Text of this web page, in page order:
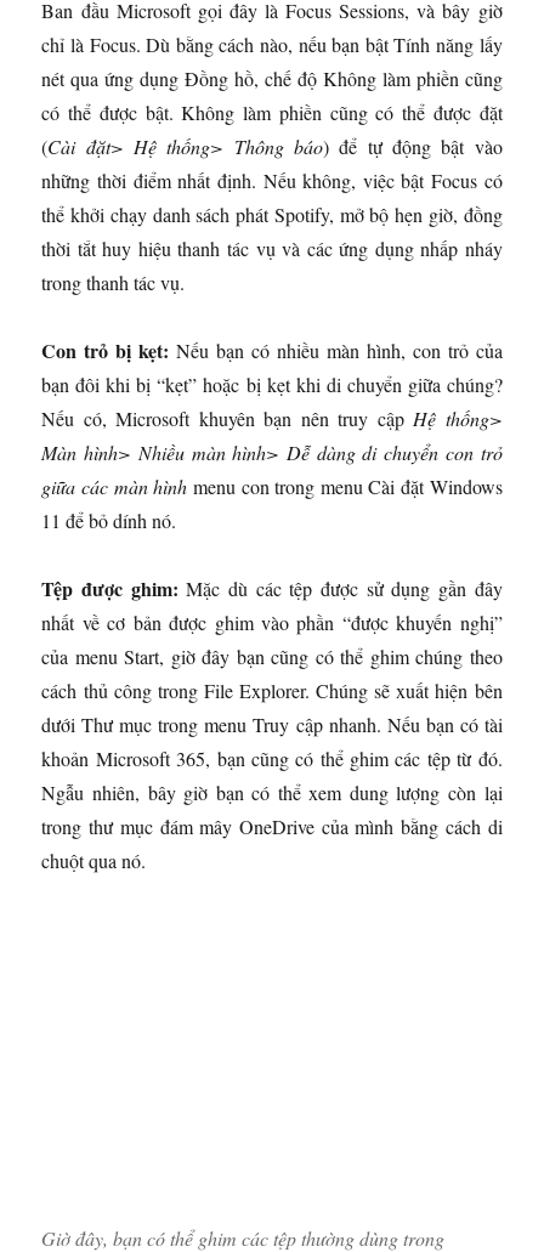
Ban đầu Microsoft gọi đây là Focus Sessions, và bây giờ
chỉ là Focus. Dù bằng cách nào, nếu bạn bật Tính năng lấy
nét qua ứng dụng Đồng hồ, chế độ Không làm phiền cũng
có thể được bật. Không làm phiền cũng có thể được đặt
(Cài đặt> Hệ thống> Thông báo) để tự động bật vào
những thời điểm nhất định. Nếu không, việc bật Focus có
thể khởi chạy danh sách phát Spotify, mở bộ hẹn giờ, đồng
thời tắt huy hiệu thanh tác vụ và các ứng dụng nhấp nháy
trong thanh tác vụ.
Con trỏ bị kẹt: Nếu bạn có nhiều màn hình, con trỏ của
bạn đôi khi bị “kẹt” hoặc bị kẹt khi di chuyển giữa chúng?
Nếu có, Microsoft khuyên bạn nên truy cập Hệ thống>
Màn hình> Nhiều màn hình> Dễ dàng di chuyển con trỏ
giữa các màn hình menu con trong menu Cài đặt Windows
11 để bỏ dính nó.
Tệp được ghim: Mặc dù các tệp được sử dụng gần đây
nhất về cơ bản được ghim vào phần “được khuyến nghị”
của menu Start, giờ đây bạn cũng có thể ghim chúng theo
cách thủ công trong File Explorer. Chúng sẽ xuất hiện bên
dưới Thư mục trong menu Truy cập nhanh. Nếu bạn có tài
khoản Microsoft 365, bạn cũng có thể ghim các tệp từ đó.
Ngẫu nhiên, bây giờ bạn có thể xem dung lượng còn lại
trong thư mục đám mây OneDrive của mình bằng cách di
chuột qua nó.
Giờ đây, bạn có thể ghim các tệp thường dùng trong